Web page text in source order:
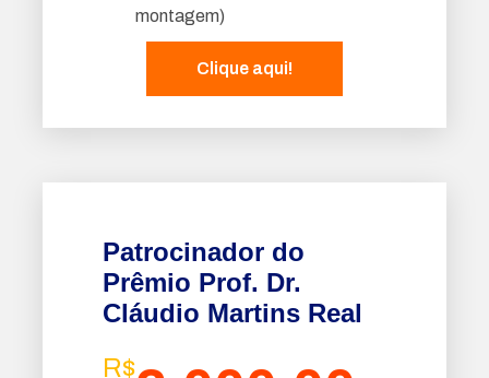
montagem)
Clique aqui!
Patrocinador do
Prêmio Prof. Dr.
Cláudio Martins Real
R$